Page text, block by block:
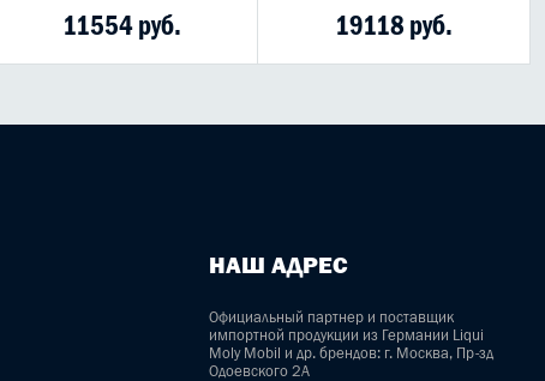
11554 руб. 19118 руб.
НАШ АДРЕС
Официальный партнер и поставщик
импортной продукции из Германии Liqui
Moly Mobil и др. брендов: г. Москва, Пр-зд
Одоевского 2А